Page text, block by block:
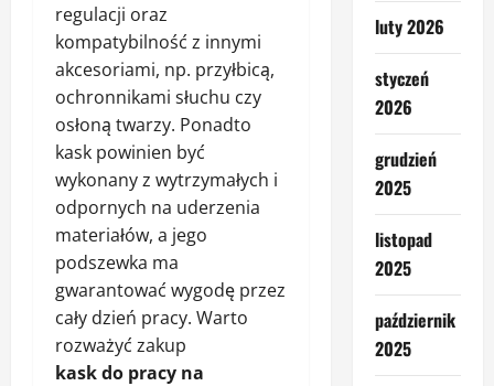
regulacji oraz
kompatybilność z innymi
akcesoriami, np. przyłbicą,
ochronnikami słuchu czy
osłoną twarzy. Ponadto
kask powinien być
wykonany z wytrzymałych i
odpornych na uderzenia
materiałów, a jego
podszewka ma
gwarantować wygodę przez
cały dzień pracy. Warto
rozważyć zakup
kask do pracy na
luty 2026
styczeń
2026
grudzień
2025
listopad
2025
październik
2025